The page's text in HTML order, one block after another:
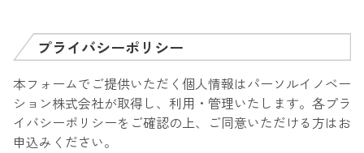
プライバシーポリシー
本フォームでご提供いただく個人情報はパーソルイノベー
ション株式会社が取得し、利用・管理いたします。各プラ
イバシーポリシーをご確認の上、ご同意いただける方はお
申込みください。